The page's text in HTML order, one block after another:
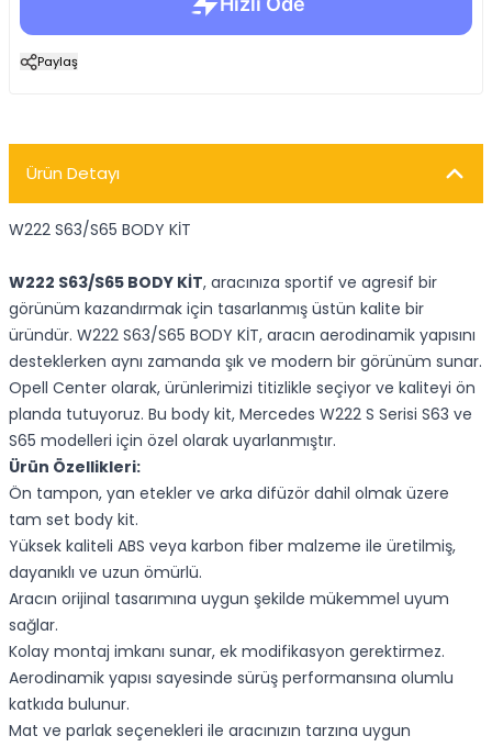
Paylaş
Ürün Detayı
W222 S63/S65 BODY KİT
W222 S63/S65 BODY KİT, aracınıza sportif ve agresif bir
görünüm kazandırmak için tasarlanmış üstün kalite bir
üründür. W222 S63/S65 BODY KİT, aracın aerodinamik yapısını
desteklerken aynı zamanda şık ve modern bir görünüm sunar.
Opell Center olarak, ürünlerimizi titizlikle seçiyor ve kaliteyi ön
planda tutuyoruz. Bu body kit, Mercedes W222 S Serisi S63 ve
S65 modelleri için özel olarak uyarlanmıştır.
Ürün Özellikleri:
Ön tampon, yan etekler ve arka difüzör dahil olmak üzere
tam set body kit.
Yüksek kaliteli ABS veya karbon fiber malzeme ile üretilmiş,
dayanıklı ve uzun ömürlü.
Aracın orijinal tasarımına uygun şekilde mükemmel uyum
sağlar.
Kolay montaj imkanı sunar, ek modifikasyon gerektirmez.
Aerodinamik yapısı sayesinde sürüş performansına olumlu
katkıda bulunur.
Mat ve parlak seçenekleri ile aracınızın tarzına uygun